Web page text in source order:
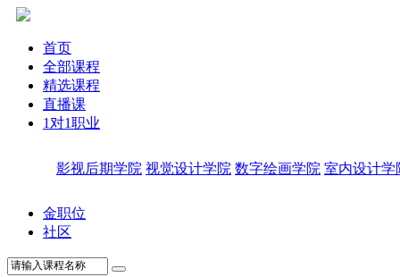
首页
全部课程
精选课程
直播课
1对1职业
影视后期学院 视觉设计学院 数字绘画学院 室内设计学
金职位
社区